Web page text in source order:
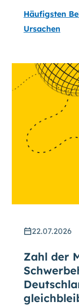
Häufigsten
Ursachen
22.07.2026
Zahl der